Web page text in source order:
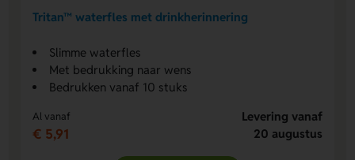
Tritan™ waterfles met drinkherinnering
Slimme waterfles
Met bedrukking naar wens
Bedrukken vanaf 10 stuks
Al vanaf
€ 5,91
Levering vanaf
20 augustus